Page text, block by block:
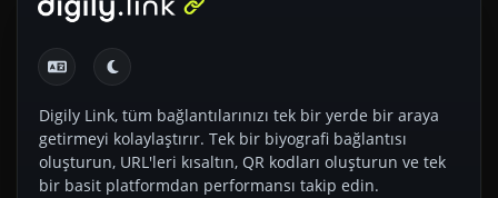
Digily Link, tüm bağlantılarınızı tek bir yerde bir araya
getirmeyi kolaylaştırır. Tek bir biyografi bağlantısı
oluşturun, URL'leri kısaltın, QR kodları oluşturun ve tek
bir basit platformdan performansı takip edin.